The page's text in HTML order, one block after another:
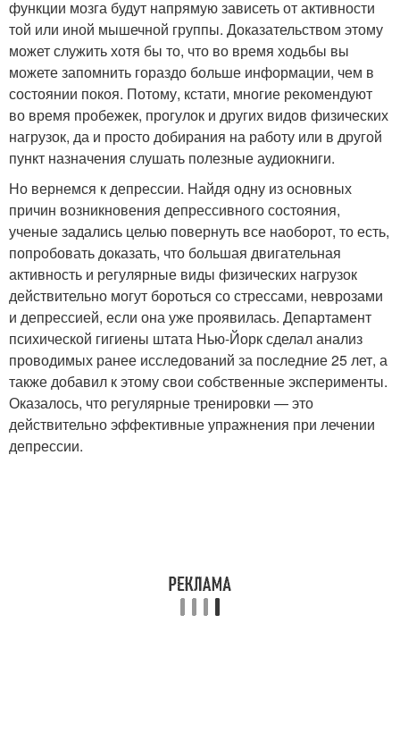
функции мозга будут напрямую зависеть от активности
той или иной мышечной группы. Доказательством этому
может служить хотя бы то, что во время ходьбы вы
можете запомнить гораздо больше информации, чем в
состоянии покоя. Потому, кстати, многие рекомендуют
во время пробежек, прогулок и других видов физических
нагрузок, да и просто добирания на работу или в другой
пункт назначения слушать полезные аудиокниги.
Но вернемся к депрессии. Найдя одну из основных
причин возникновения депрессивного состояния,
ученые задались целью повернуть все наоборот, то есть,
попробовать доказать, что большая двигательная
активность и регулярные виды физических нагрузок
действительно могут бороться со стрессами, неврозами
и депрессией, если она уже проявилась. Департамент
психической гигиены штата Нью-Йорк сделал анализ
проводимых ранее исследований за последние 25 лет, а
также добавил к этому свои собственные эксперименты.
Оказалось, что регулярные тренировки — это
действительно эффективные упражнения при лечении
депрессии.